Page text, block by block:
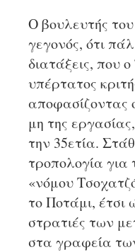
Ο βουλευτής
γεγονός, ότι
διατάξεις, που
υπέρτατος
αποφασίζοντας
μη της
την 35ετία.
τροπολογία
«νόμου
το Ποτάμι, έτσι
στρατιές των
στα γραφεία